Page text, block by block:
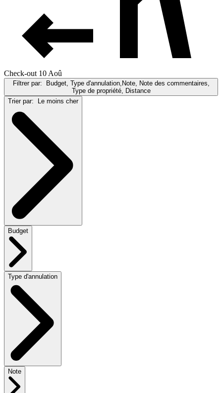
Check-out 10 Aoû
Filtrer par:
Budget, Type d'annulation,Note, Note des commentaires,
Type de propriété, Distance
Trier par:
Le moins cher
Budget
Type d'annulation
Note